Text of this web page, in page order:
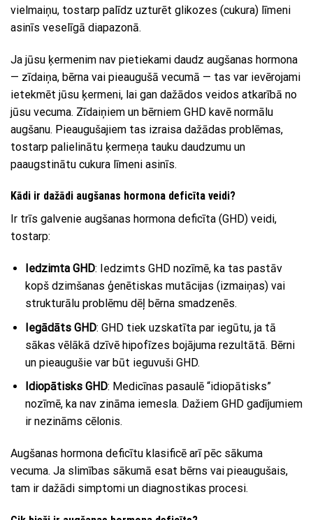
vielmaiņu, tostarp palīdz uzturēt glikozes (cukura) līmeni
asinīs veselīgā diapazonā.
Ja jūsu ķermenim nav pietiekami daudz augšanas hormona
— zīdaiņa, bērna vai pieaugušā vecumā — tas var ievērojami
ietekmēt jūsu ķermeni, lai gan dažādos veidos atkarībā no
jūsu vecuma. Zīdaiņiem un bērniem GHD kavē normālu
augšanu. Pieaugušajiem tas izraisa dažādas problēmas,
tostarp palielinātu ķermeņa tauku daudzumu un
paaugstinātu cukura līmeni asinīs.
Kādi ir dažādi augšanas hormona deficīta veidi?
Ir trīs galvenie augšanas hormona deficīta (GHD) veidi,
tostarp:
Iedzimta GHD: Iedzimts GHD nozīmē, ka tas pastāv
kopš dzimšanas ģenētiskas mutācijas (izmaiņas) vai
strukturālu problēmu dēļ bērna smadzenēs.
Iegādāts GHD: GHD tiek uzskatīta par iegūtu, ja tā
sākas vēlākā dzīvē hipofīzes bojājuma rezultātā. Bērni
un pieaugušie var būt ieguvuši GHD.
Idiopātisks GHD: Medicīnas pasaulē “idiopātisks”
nozīmē, ka nav zināma iemesla. Dažiem GHD gadījumiem
ir nezināms cēlonis.
Augšanas hormona deficītu klasificē arī pēc sākuma
vecuma. Ja slimības sākumā esat bērns vai pieaugušais,
tam ir dažādi simptomi un diagnostikas procesi.